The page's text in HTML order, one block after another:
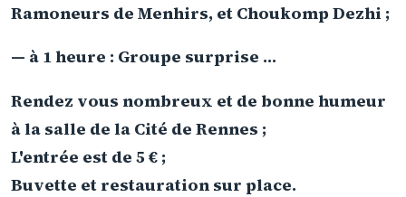
Ramoneurs de Menhirs, et Choukomp Dezhi ;
— à 1 heure : Groupe surprise ...
Rendez vous nombreux et de bonne humeur
à la salle de la Cité de Rennes ;
L'entrée est de 5 € ;
Buvette et restauration sur place.